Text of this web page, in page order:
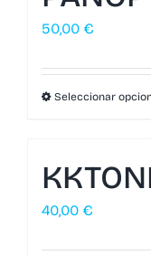
50,00 €
Seleccionar
40,00 €